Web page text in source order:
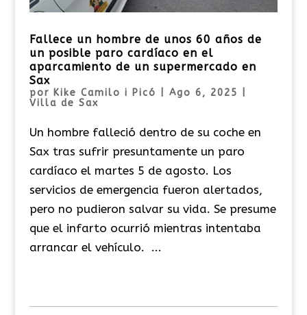
Fallece un hombre de unos 60 años de
un posible paro cardíaco en el
aparcamiento de un supermercado en
Sax
por Kike Camilo i Picó Ago 6, 2025
Villa de Sax
Un hombre falleció dentro de su coche en
Sax tras sufrir presuntamente un paro
cardíaco el martes 5 de agosto. Los
servicios de emergencia fueron alertados,
pero no pudieron salvar su vida. Se presume
que el infarto ocurrió mientras intentaba
arrancar el vehículo. ...